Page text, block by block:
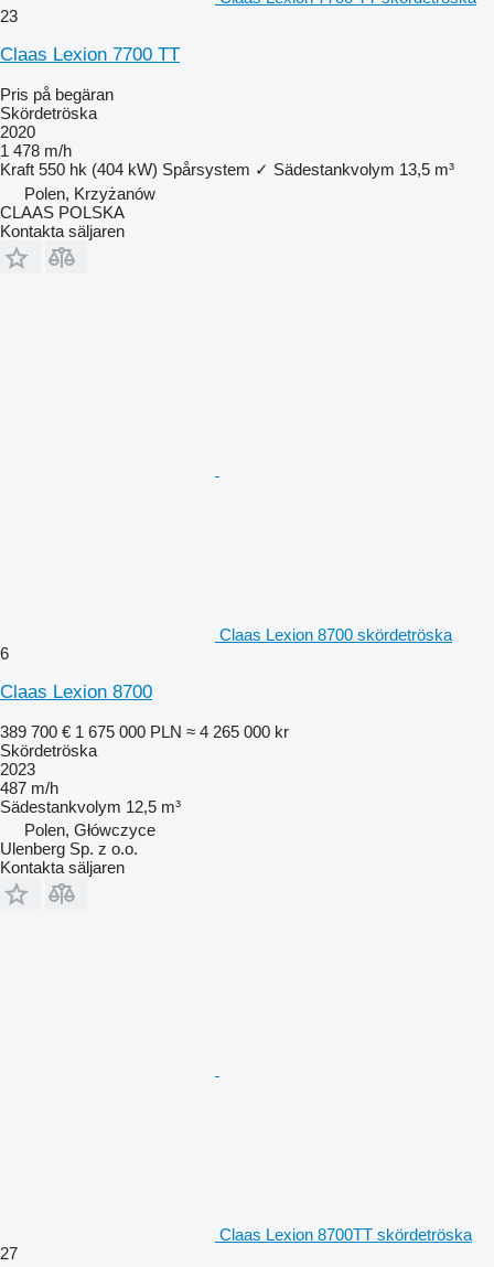
23
Claas Lexion 7700 TT
Pris på begäran
Skördetröska
2020
1 478 m/h
Kraft 550 hk (404 kW) Spårsystem ✓ Sädestankvolym 13,5 m³
Polen, Krzyżanów
CLAAS POLSKA
Kontakta säljaren
Claas Lexion 8700 skördetröska
6
Claas Lexion 8700
389 700 € 1 675 000 PLN ≈ 4 265 000 kr
Skördetröska
2023
487 m/h
Sädestankvolym 12,5 m³
Polen, Główczyce
Ulenberg Sp. z o.o.
Kontakta säljaren
Claas Lexion 8700TT skördetröska
27